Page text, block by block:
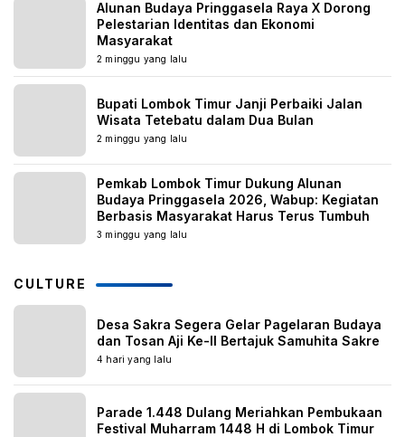
Alunan Budaya Pringgasela Raya X Dorong
Pelestarian Identitas dan Ekonomi
Masyarakat
2 minggu yang lalu
Bupati Lombok Timur Janji Perbaiki Jalan
Wisata Tetebatu dalam Dua Bulan
2 minggu yang lalu
Pemkab Lombok Timur Dukung Alunan
Budaya Pringgasela 2026, Wabup: Kegiatan
Berbasis Masyarakat Harus Terus Tumbuh
3 minggu yang lalu
CULTURE
Desa Sakra Segera Gelar Pagelaran Budaya
dan Tosan Aji Ke-II Bertajuk Samuhita Sakre
4 hari yang lalu
Parade 1.448 Dulang Meriahkan Pembukaan
Festival Muharram 1448 H di Lombok Timur